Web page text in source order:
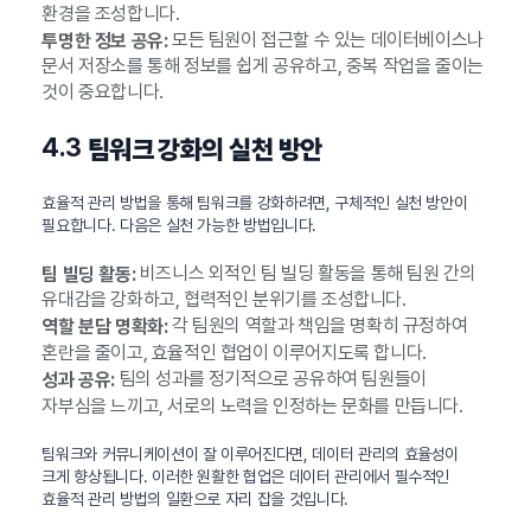
환경을 조성합니다.
투명한 정보 공유:모든 팀원이 접근할 수 있는 데이터베이스나
문서 저장소를 통해 정보를 쉽게 공유하고, 중복 작업을 줄이는
것이 중요합니다.
4.3 팀워크 강화의 실천 방안
효율적 관리 방법을 통해 팀워크를 강화하려면, 구체적인 실천 방안이
필요합니다. 다음은 실천 가능한 방법입니다.
팀 빌딩 활동:비즈니스 외적인 팀 빌딩 활동을 통해 팀원 간의
유대감을 강화하고, 협력적인 분위기를 조성합니다.
역할 분담 명확화:각 팀원의 역할과 책임을 명확히 규정하여
혼란을 줄이고, 효율적인 협업이 이루어지도록 합니다.
성과 공유:팀의 성과를 정기적으로 공유하여 팀원들이
자부심을 느끼고, 서로의 노력을 인정하는 문화를 만듭니다.
팀워크와 커뮤니케이션이 잘 이루어진다면, 데이터 관리의 효율성이
크게 향상됩니다. 이러한 원활한 협업은 데이터 관리에서 필수적인
효율적 관리 방법의 일환으로 자리 잡을 것입니다.